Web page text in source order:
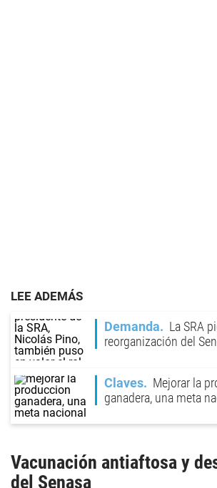
LEE ADEMÁS
Demanda
La SRA
reorganización del
Claves
Mejorar la
ganadera, una meta
Vacunación antiaftosa y
del Senasa